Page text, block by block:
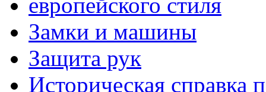
европейского стиля
Замки и машины
Защита рук
Историческая справка